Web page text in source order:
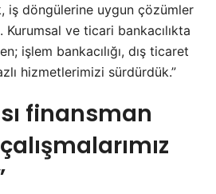
iş döngülerine uygun çözümler
ve ticari bankacılıkta
işlem bankacılığı, dış ticaret
hizmetlerimizi sürdürdük.”
finansman